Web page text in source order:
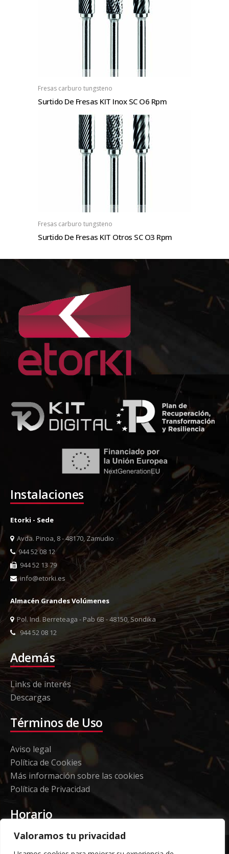
Valoramos tu privacidad
Fresas carburo tungsteno
Surtido De Fresas KIT Inox SC O6 Rpm
Fresas carburo tungsteno
Surtido De Fresas KIT Otros SC O3 Rpm
Instalaciones
Etorki - Sede
Avda. Pinoa, 8 - 48170, Zamudio
944 52 08 12
944 52 13 79
info@etorki.es
Almacén Grandes Volúmenes
Pol. Ind. Berreteaga - Pab 6B - 48150, Sondika
944 52 08 12
Además
Links de interés
Descargas
Términos de Uso
Aviso legal
Política de Cookies
Más información sobre las cookies
Política de Privacidad
Horario
Etorki - Sede